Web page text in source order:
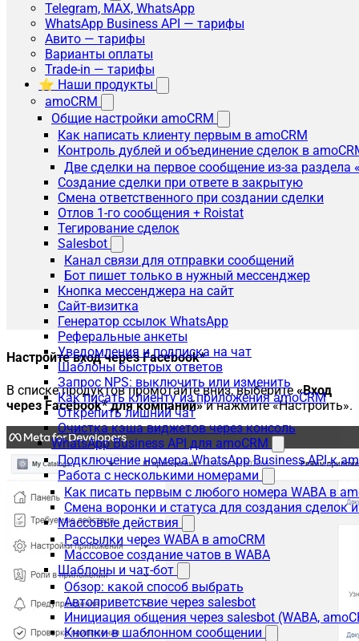
Telegram, MAX, WhatsApp
WhatsApp Business API — тарифы
Авито — тарифы
Варианты оплаты
Trade-in — тарифы
⭐ Наши продукты
amoCRM
Общие настройки amoCRM
Как написать клиенту первым в amoCRM
Контроль дублей и объединение сделок в
Две сделки на первое сообщение из-за раздела
Создание сделки при ответе в закрытую
Смена ответственного при создании сделки
Отлов 1-го сообщения + Roistat
Тегирование сделок
Salesbot
Канал связи для отправки сообщений
Бот пишет только в нужный мессенджер
Кнопка мессенджера на сайт
Сайт-визитка
Генератор ссылок WhatsApp
Реферальные анкеты
Уведомления и подписка на чат
Шаблоны быстрых ответов
Запрос NPS: выключить или изменить
Как писать клиенту из приложения amoCRM
Открепить лишний чат
Очистка кэша виджетов через консоль
WhatsApp Business API для amoCRM
Подключение номера WhatsApp Business API к
Работа с несколькими номерами
Как писать первым с любого номера WABA в
Смена воронки и статуса для создания сделок
Массовые действия
Рассылки через WABA в amoCRM
Массовое создание чатов в WABA
Шаблоны и чат-бот
Обзор: какой способ выбрать
Автоприветствие через salesbot
Инициация общения через salesbot (WABA,
Кнопки в шаблонном сообщении
Настройте вход через Facebook*
В списке продуктов промотайте вниз, выберите «Вход
через Facebook* для компаний»и нажмите «Настроить».